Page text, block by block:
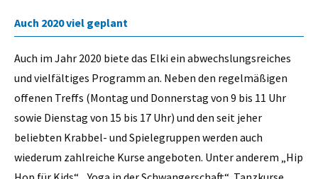
Auch 2020 viel geplant
Auch im Jahr 2020 biete das Elki ein abwechslungsreiches
und vielfältiges Programm an. Neben den regelmäßigen
offenen Treffs (Montag und Donnerstag von 9 bis 11 Uhr
sowie Dienstag von 15 bis 17 Uhr) und den seit jeher
beliebten Krabbel- und Spielegruppen werden auch
wiederum zahlreiche Kurse angeboten. Unter anderem „Hip